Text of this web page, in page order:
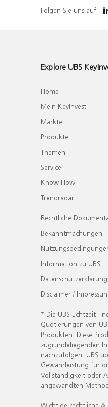
Folgen Sie uns auf
Explore UBS
Home
Mein KeyInvest
Märkte
Produkte
Themen
Service
Know How
Trendradar
Rechtliche
Bekanntmachungen
Information zu UBS
Datenschutzerklärung
Disclaimer /
* Die UBS Echtzeit-
Quotierungen von
Produkten. Diese
zugrundeliegenden
nachzufolgen. UBS
Gewährleistung für
Vollständigkeit oder
angewandten